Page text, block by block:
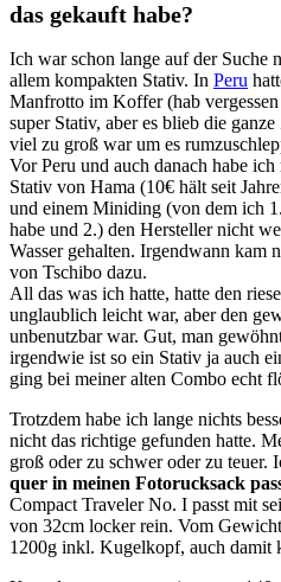
das gekauft habe?
Ich war schon lange auf der Suche
allem kompakten Stativ. In Peru
Manfrotto im Koffer (hab
super Stativ, aber es blieb die
viel zu groß war um es
Vor Peru und auch danach habe
Stativ von Hama (10€ hält seit
und einem Miniding (von dem ich
habe und 2.) den Hersteller nicht
Wasser gehalten. Irgendwann kam
von Tschibo dazu.
All das was ich hatte, hatte den
unglaublich leicht war, aber den
unbenutzbar war. Gut, man
irgendwie ist so ein Stativ ja auch
ging bei meiner alten Combo echt
Trotzdem habe ich lange nichts
nicht das richtige gefunden hatte.
groß oder zu schwer oder zu teuer.
quer in meinen Fotorucksack
Compact Traveler No. I passt mit
von 32cm locker rein. Vom
1200g inkl. Kugelkopf, auch damit